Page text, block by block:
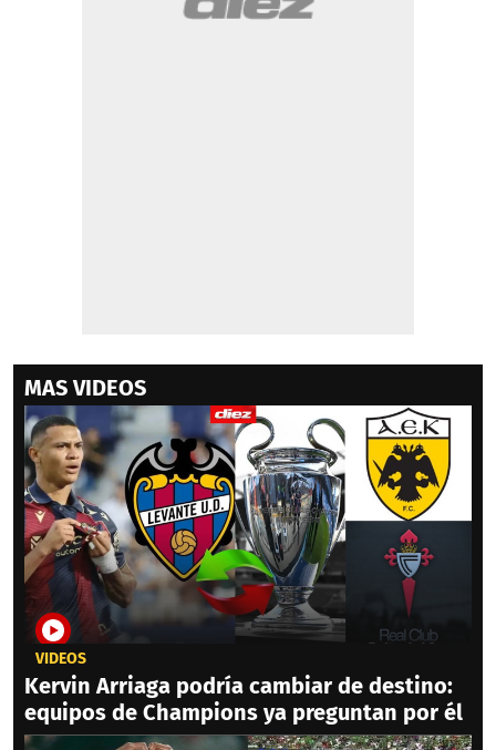
MAS VIDEOS
VIDEOS
Kervin Arriaga podría cambiar de destino:
equipos de Champions ya preguntan por él